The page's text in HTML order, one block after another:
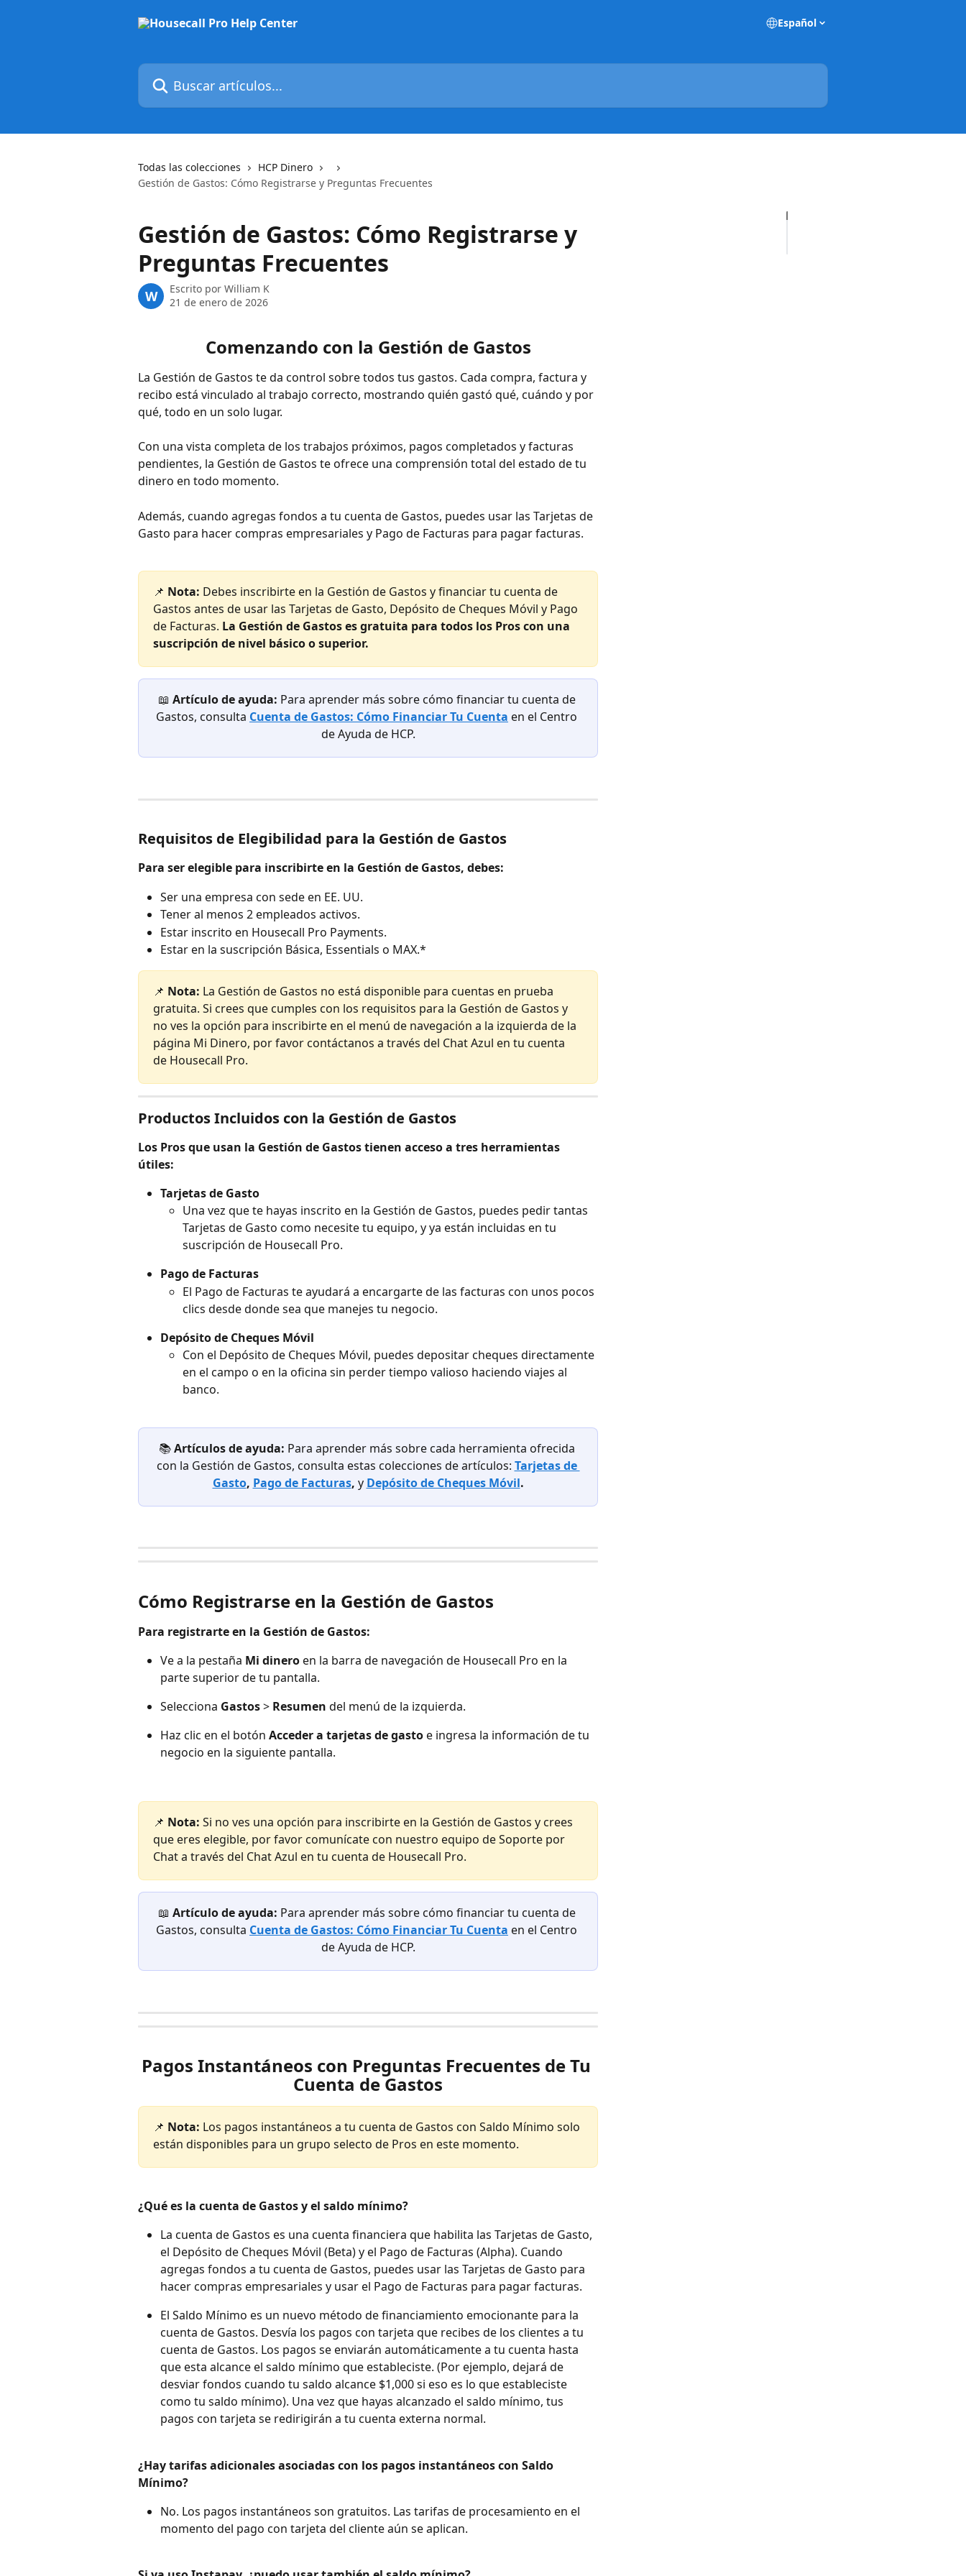
Español
Buscar artículos...
Todas las colecciones
HCP Dinero
Gestión de Gastos: Cómo Registrarse y Preguntas Frecuentes
Gestión de Gastos: Cómo Registrarse y
Preguntas Frecuentes
W Escrito por William K
21 de enero de 2026
Comenzando con la Gestión de Gastos
La Gestión de Gastos te da control sobre todos tus gastos. Cada compra, factura y
recibo está vinculado al trabajo correcto, mostrando quién gastó qué, cuándo y por
qué, todo en un solo lugar.
Con una vista completa de los trabajos próximos, pagos completados y facturas
pendientes, la Gestión de Gastos te ofrece una comprensión total del estado de tu
dinero en todo momento.
Además, cuando agregas fondos a tu cuenta de Gastos, puedes usar las Tarjetas de
Gasto para hacer compras empresariales y Pago de Facturas para pagar facturas.
📌 Nota: Debes inscribirte en la Gestión de Gastos y financiar tu cuenta de
Gastos antes de usar las Tarjetas de Gasto, Depósito de Cheques Móvil y Pago
de Facturas. La Gestión de Gastos es gratuita para todos los Pros con una
suscripción de nivel básico o superior.
📖 Artículo de ayuda: Para aprender más sobre cómo financiar tu cuenta de
Gastos, consulta Cuenta de Gastos: Cómo Financiar Tu Cuenta en el Centro
de Ayuda de HCP.
Requisitos de Elegibilidad para la Gestión de Gastos
Para ser elegible para inscribirte en la Gestión de Gastos, debes:
Ser una empresa con sede en EE. UU.
Tener al menos 2 empleados activos.
Estar inscrito en Housecall Pro Payments.
Estar en la suscripción Básica, Essentials o MAX.*
📌 Nota: La Gestión de Gastos no está disponible para cuentas en prueba
gratuita. Si crees que cumples con los requisitos para la Gestión de Gastos y
no ves la opción para inscribirte en el menú de navegación a la izquierda de la
página Mi Dinero, por favor contáctanos a través del Chat Azul en tu cuenta
de Housecall Pro.
Productos Incluidos con la Gestión de Gastos
Los Pros que usan la Gestión de Gastos tienen acceso a tres herramientas
útiles:
Tarjetas de Gasto
Una vez que te hayas inscrito en la Gestión de Gastos, puedes pedir tantas
Tarjetas de Gasto como necesite tu equipo, y ya están incluidas en tu
suscripción de Housecall Pro.
Pago de Facturas
El Pago de Facturas te ayudará a encargarte de las facturas con unos pocos
clics desde donde sea que manejes tu negocio.
Depósito de Cheques Móvil
Con el Depósito de Cheques Móvil, puedes depositar cheques directamente
en el campo o en la oficina sin perder tiempo valioso haciendo viajes al
banco.
📚 Artículos de ayuda: Para aprender más sobre cada herramienta ofrecida
con la Gestión de Gastos, consulta estas colecciones de artículos: Tarjetas de
Gasto, Pago de Facturas, y Depósito de Cheques Móvil.
Cómo Registrarse en la Gestión de Gastos
Para registrarte en la Gestión de Gastos:
Ve a la pestaña Mi dinero en la barra de navegación de Housecall Pro en la
parte superior de tu pantalla.
Selecciona Gastos > Resumen del menú de la izquierda.
Haz clic en el botón Acceder a tarjetas de gasto e ingresa la información de tu
negocio en la siguiente pantalla.
📌 Nota: Si no ves una opción para inscribirte en la Gestión de Gastos y crees
que eres elegible, por favor comunícate con nuestro equipo de Soporte por
Chat a través del Chat Azul en tu cuenta de Housecall Pro.
📖 Artículo de ayuda: Para aprender más sobre cómo financiar tu cuenta de
Gastos, consulta Cuenta de Gastos: Cómo Financiar Tu Cuenta en el Centro
de Ayuda de HCP.
Pagos Instantáneos con Preguntas Frecuentes de Tu
Cuenta de Gastos
📌 Nota: Los pagos instantáneos a tu cuenta de Gastos con Saldo Mínimo solo
están disponibles para un grupo selecto de Pros en este momento.
¿Qué es la cuenta de Gastos y el saldo mínimo?
La cuenta de Gastos es una cuenta financiera que habilita las Tarjetas de Gasto,
el Depósito de Cheques Móvil (Beta) y el Pago de Facturas (Alpha). Cuando
agregas fondos a tu cuenta de Gastos, puedes usar las Tarjetas de Gasto para
hacer compras empresariales y usar el Pago de Facturas para pagar facturas.
El Saldo Mínimo es un nuevo método de financiamiento emocionante para la
cuenta de Gastos. Desvía los pagos con tarjeta que recibes de los clientes a tu
cuenta de Gastos. Los pagos se enviarán automáticamente a tu cuenta hasta
que esta alcance el saldo mínimo que estableciste. (Por ejemplo, dejará de
desviar fondos cuando tu saldo alcance $1,000 si eso es lo que estableciste
como tu saldo mínimo). Una vez que hayas alcanzado el saldo mínimo, tus
pagos con tarjeta se redirigirán a tu cuenta externa normal.
¿Hay tarifas adicionales asociadas con los pagos instantáneos con Saldo
Mínimo?
No. Los pagos instantáneos son gratuitos. Las tarifas de procesamiento en el
momento del pago con tarjeta del cliente aún se aplican.